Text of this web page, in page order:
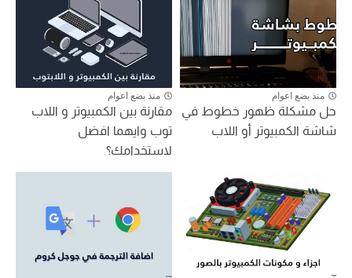
منذ بضع اعوام
حل مشكلة ظهور خطوط في
شاشة الكمبيوتر أو اللاب
منذ بضع اعوام
مقارنة بين الكمبيوتر و اللاب
توب وايهما افضل
لاستخدامك؟